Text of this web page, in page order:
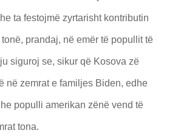
ta festojmë zyrtarisht kontributin
prandaj, në emër të popullit të
siguroj se, sikur që Kosova zë
në zemrat e familjes Biden, edhe
populli amerikan zënë vend të
tona.